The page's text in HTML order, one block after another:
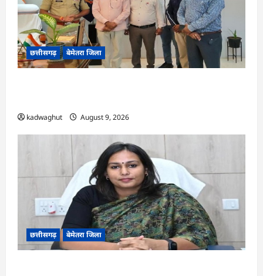
छत्तीसगढ़ बेमेतरा जिला
kadwaghut August 9, 2026
छत्तीसगढ़ बेमेतरा जिला